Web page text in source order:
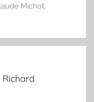
Michot,
Richard